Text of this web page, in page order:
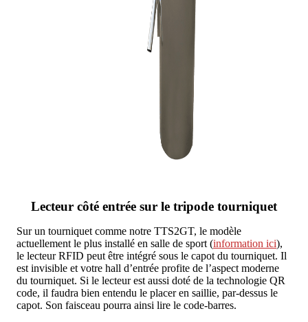
Lecteur côté entrée sur le tripode tourniquet
Sur un tourniquet comme notre TTS2GT, le modèle
actuellement le plus installé en salle de sport (information ici),
le lecteur RFID peut être intégré sous le capot du tourniquet. Il
est invisible et votre hall d’entrée profite de l’aspect moderne
du tourniquet. Si le lecteur est aussi doté de la technologie QR
code, il faudra bien entendu le placer en saillie, par-dessus le
capot. Son faisceau pourra ainsi lire le code-barres.